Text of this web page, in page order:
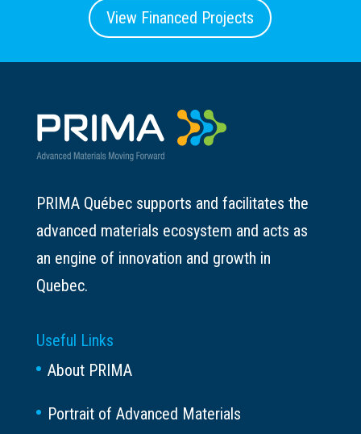
View Financed Projects
PRIMA Québec supports and facilitates the
advanced materials ecosystem and acts as
an engine of innovation and growth in
Quebec.
Useful Links
About PRIMA
Portrait of Advanced Materials